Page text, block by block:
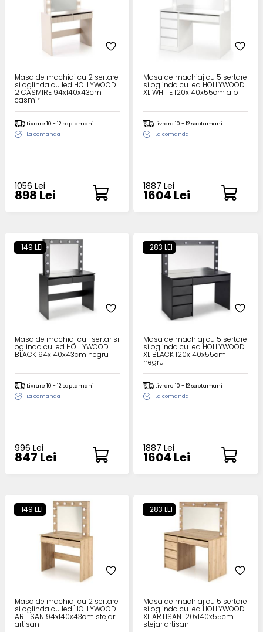
Masa de machiaj cu 2 sertare
si oglinda cu led HOLLYWOOD
2 CASMIRE 94x140x43cm
casmir
Livrare 10 - 12 saptamani
La comanda
1056 Lei
898 Lei
Masa de machiaj cu 5 sertare
si oglinda cu led HOLLYWOOD
XL WHITE 120x140x55cm alb
Livrare 10 - 12 saptamani
La comanda
1887 Lei
1604 Lei
-149 LEI
Masa de machiaj cu 1 sertar si
oglinda cu led HOLLYWOOD
BLACK 94x140x43cm negru
Livrare 10 - 12 saptamani
La comanda
996 Lei
847 Lei
-283 LEI
Masa de machiaj cu 5 sertare
si oglinda cu led HOLLYWOOD
XL BLACK 120x140x55cm
negru
Livrare 10 - 12 saptamani
La comanda
1887 Lei
1604 Lei
-149 LEI
Masa de machiaj cu 2 sertare
si oglinda cu led HOLLYWOOD
ARTISAN 94x140x43cm stejar
artisan
-283 LEI
Masa de machiaj cu 5 sertare
si oglinda cu led HOLLYWOOD
XL ARTISAN 120x140x55cm
stejar artisan